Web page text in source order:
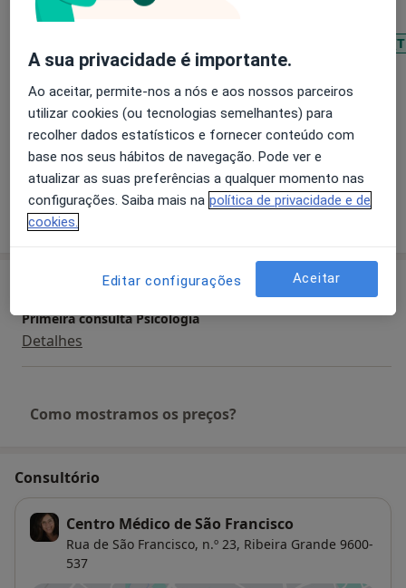
Transtorno da Conduta
Transtorno de Déficit de Atenção com Hiperatividade
Transtorno Depressivo Maior
+7
Pacientes que trato
Adultos
Crianças
Mostrar mais detalhes
Serviços e preços
Primeira consulta Psicologia
Detalhes
Como mostramos os preços?
Consultório
Centro Médico de São Francisco
Rua de São Francisco, n.º 23, Ribeira Grande 9600-
537
A sua privacidade é importante.
Ao aceitar, permite-nos a nós e aos nossos parceiros
utilizar cookies (ou tecnologias semelhantes) para
recolher dados estatísticos e fornecer conteúdo com
base nos seus hábitos de navegação. Pode ver e
atualizar as suas preferências a qualquer momento nas
configurações. Saiba mais na política de privacidade e de
cookies.
Editar configurações Aceitar